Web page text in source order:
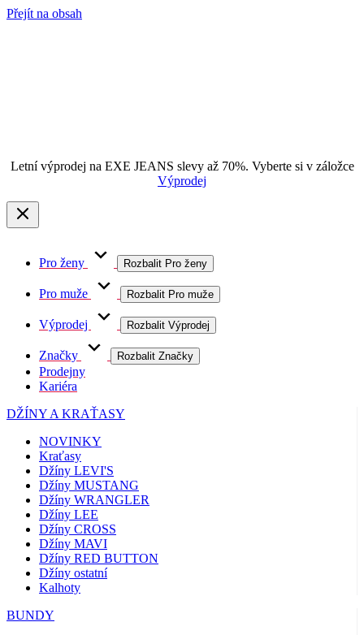
Přejít na obsah
Letní výprodej na EXE JEANS slevy až 70%. Vyberte si v záložce
Výprodej
Pro ženy Rozbalit Pro ženy
Pro muže Rozbalit Pro muže
Výprodej Rozbalit Výprodej
Značky Rozbalit Značky
Prodejny
Kariéra
DŽÍNY A KRAŤASY
NOVINKY
Kraťasy
Džíny LEVI'S
Džíny MUSTANG
Džíny WRANGLER
Džíny LEE
Džíny CROSS
Džíny MAVI
Džíny RED BUTTON
Džíny ostatní
Kalhoty
BUNDY